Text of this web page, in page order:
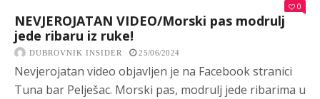
0
NEVJEROJATAN VIDEO/Morski pas modrulj
jede ribaru iz ruke!
DUBROVNIK INSIDER 25/06/2024
Nevjerojatan video objavljen je na Facebook stranici
Tuna bar Pelješac. Morski pas, modrulj jede ribarima u